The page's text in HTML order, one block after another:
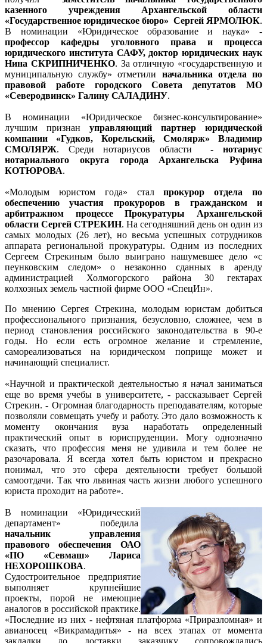
казенного учреждения Архангельской области
«Государственное юридическое бюро» Сергей ЯРМОЛЮК.
В номинации «Юридическое образование и наука» -
профессор кафедры уголовного права и процесса
юридического института САФУ, доктор юридических наук
Нина СКРИПНИЧЕНКО. За отличную «государственную и
муниципальную службу» отметили начальника отдела по
правовой работе городского Совета депутатов МО
«Северодвинск» Галину САЛАДИНУ.
В номинации «Юридическое бизнес-консультирование»
лучшим признан управляющий партнер юридической
компании «Гудков, Корельский, Смолярж» Владимир
СМОЛЯРЖ. Среди нотариусов области - нотариус
нотариального округа города Архангельска Руфина
КОТЮРОВА.
«Молодым юристом года» сталпрокурор отдела по
обеспечению участия прокуроров в гражданском и
арбитражном процессе Прокуратуры Архангельской
области Сергей СТРЕКИН. На сегодняшний день он один из
самых молодых (26 лет), но весьма успешных сотрудников
аппарата региональной прокуратуры. Одним из последних
Сергеем Стрекиным было выиграно нашумевшее дело «с
пеунковским следом» о незаконно сданных в аренду
администрацией Холмогорского района 30 гектарах
колхозных земель частной фирме ООО «СпецИн».
По мнению Сергея Стрекина, молодым юристам добиться
профессионального признания, безусловно, сложнее, чем в
период становления российского законодательства в 90-е
годы. Но если есть огромное желание и стремление,
самореализоваться на юридическом поприще может и
начинающий специалист.
«Научной и практической деятельностью я начал заниматься
еще во время учебы в университете, - рассказывает Сергей
Стрекин. - Огромная благодарность преподавателям, которые
позволяли совмещать учебу и работу. Это дало возможность к
моменту окончания вуза наработать определенный
практический опыт в юриспруденции. Могу однозначно
сказать, что профессия меня не удивила и тем более не
разочаровала. Я всегда хотел быть юристом и прекрасно
понимал, что это сфера деятельности требует большой
самоотдачи. Так что львиная часть жизни любого успешного
юриста проходит на работе».
В номинации «Юридический
департамент» победила
начальник управления
правового обеспечения ОАО
«ПО «Севмаш» Лариса
НЕХОРОШКОВА.
Судостроительное предприятие
выполняет крупнейшие
проекты, порой не имеющие
аналогов в российской практике.
«Последние из них - нефтяная платформа «Приразломная» и
авианосец «Викрамадитья» - на всех этапах от момента
закладки до доставки заказчику сопровождались